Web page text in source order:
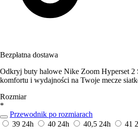
Bezpłatna dostawa
Odkryj buty halowe Nike Zoom Hyperset 2
komfortu i wydajności na Twoje mecze
Rozmiar
*
Przewodnik po rozmiarach
39 24h 40 24h 40,5 24h 41